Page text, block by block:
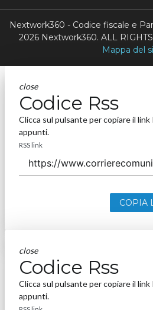
Nextwork360 - Codice fiscale e
2026 Nextwork360. ALL
Mappa del
close
Codice Rss
Clicca sul pulsante per copiare il link
appunti.
RSS link
COPIA
close
Codice Rss
Clicca sul pulsante per copiare il link
appunti.